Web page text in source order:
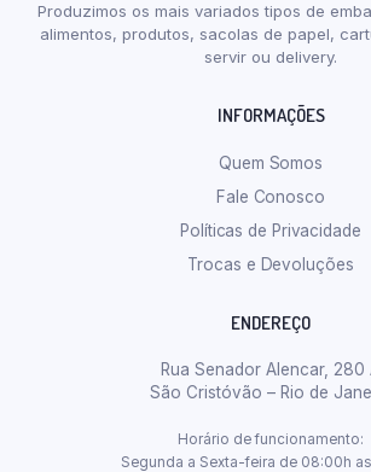
Produzimos os mais variados tipos de
alimentos, produtos, sacolas de papel,
servir ou delivery.
INFORMAÇÕES
Quem Somos
Fale Conosco
Políticas de Privacidade
Trocas e Devoluções
ENDEREÇO
Rua Senador Alencar, 280
São Cristóvão – Rio de
Horário de funcionamento:
Segunda a Sexta-feira de 08:00h